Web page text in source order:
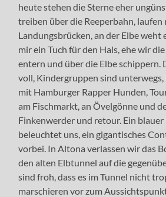
heute stehen die Sterne eher
treiben über die Reeperbahn, laufen
Landungsbrücken, an der Elbe weht
mir ein Tuch für den Hals, ehe wir
entern und über die Elbe schippern.
voll, Kindergruppen sind
mit Hamburger Rapper Hunden,
am Fischmarkt, an Övelgönne und
Finkenwerder und retour. Ein blauer
beleuchtet uns, ein gigantisches
vorbei. In Altona verlassen wir das
den alten Elbtunnel auf die
sind froh, dass es im Tunnel nicht
marschieren vor zum